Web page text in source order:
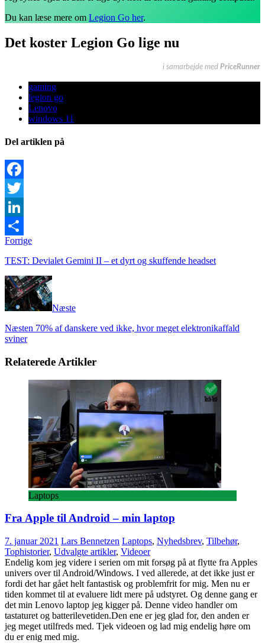
Du kan læse mere om Legion Go her.
Det koster Legion Go lige nu
i samarbejde med PriceRunner
gaming
legion go
Lenovo
windows 11
Del artiklen på
Facebook
Twitter
LinkedIn
Share
Forrige
TEST: Devialet Gemini II – et dyrt og skuffende headset
Næste
Næsten 70% af danskere ved ikke, hvor meget elektronikaffald
sviner
Relaterede Artikler
Laptops
Fra Apple til Android – min laptop
7. januar 2021 Lars Bennetzen Laptops, Nyhedsbrev, Tilbehør,
Tophistorier, Udvalgte artikler, Videoer
Endelig kom jeg videre i serien om mit forsøg på at flytte fra Apples
univers over til Android/Windows. I ved allerede, at det ikke just er
fordi det har gået helt fantastisk og problemfrit for mig. Men nu er
tiden kommet til at evaluere lidt mere på udstyret. Og denne gang er
det min Lenovo laptop jeg kigger på. Denne video handler om
tastaturet og batterilevetiden.Den ene er jeg glad for, den anden er
jeg meget utilfreds med. Tjek videoen og lad mig endelig høre om
du er enig med mig.